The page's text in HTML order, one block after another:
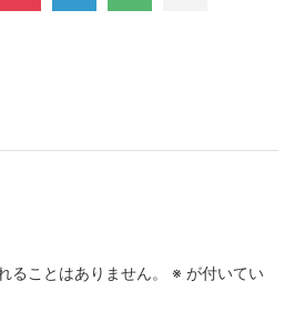
ることはありません。 ※ が付いてい